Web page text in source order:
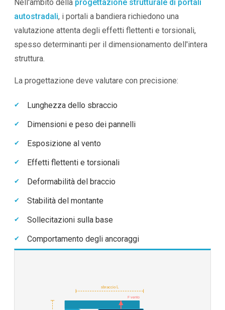
Nell'ambito della progettazione strutturale di portali
autostradali, i portali a bandiera richiedono una
valutazione attenta degli effetti flettenti e torsionali,
spesso determinanti per il dimensionamento dell'intera
struttura.
La progettazione deve valutare con precisione:
Lunghezza dello sbraccio
Dimensioni e peso dei pannelli
Esposizione al vento
Effetti flettenti e torsionali
Deformabilità del braccio
Stabilità del montante
Sollecitazioni sulla base
Comportamento degli ancoraggi
sbraccio L
F vento